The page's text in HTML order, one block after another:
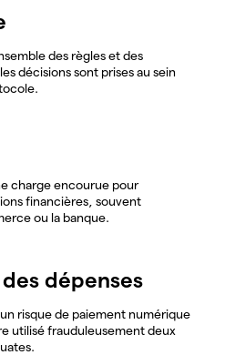
des règles et des
décisions sont prises au sein
charge encourue pour
financières, souvent
ou la banque.
dépenses
risque de paiement numérique
utilisé frauduleusement deux